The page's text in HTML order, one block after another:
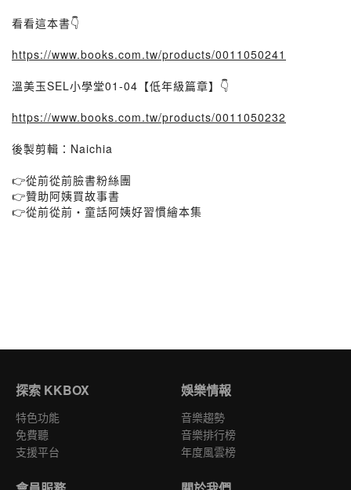
看看這本書👇
https://www.books.com.tw/products/0011050241
溫美玉SEL小學堂01-04【低年級篇章】👇
https://www.books.com.tw/products/0011050232
後製剪輯：Naichia
👉從前從前臉書粉絲團
👉贊助阿姨買故事書
👉從前從前・童話阿姨好習慣繪本集
探索 KKBOX
特色功能
免費聽
支援平台
娛樂情報
音樂趨勢
音樂排行榜
年度風雲榜